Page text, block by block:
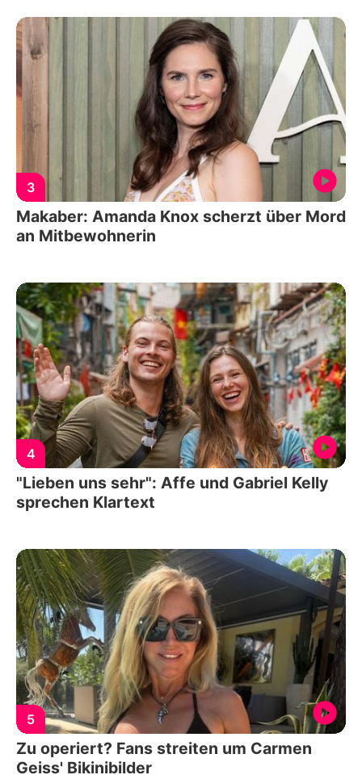
3
Makaber: Amanda Knox scherzt über Mord
an Mitbewohnerin
4
"Lieben uns sehr": Affe und Gabriel Kelly
sprechen Klartext
5
Zu operiert? Fans streiten um Carmen
Geiss' Bikinibilder